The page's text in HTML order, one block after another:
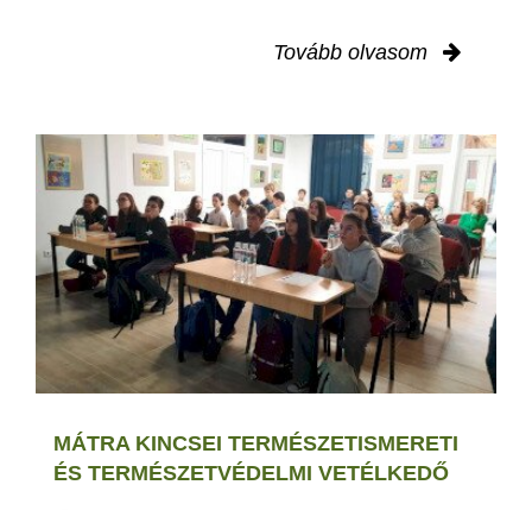
Tovább olvasom
MÁTRA KINCSEI TERMÉSZETISMERETI
ÉS TERMÉSZETVÉDELMI VETÉLKEDŐ